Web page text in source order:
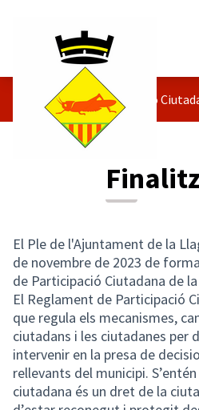
Reglament de Participació
El Ple de l'Ajuntament de la
de novembre de 2023 de
de Participació Ciutadana de
El Reglament de Participació
que regula els mecanismes,
ciutadans i les ciutadanes per
intervenir en la presa de
rellevants del municipi.
ciutadana és un dret de la